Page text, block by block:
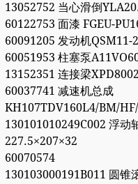
13052752 当心滑倒
60122753 面漆 FGEU-
60091205 发动机QSM11-
60051953 柱塞泵
13152351 连接梁
60037741 减速机总成
KH107TDV160L4/BM/
130101010249C002 浮动
227.5×207×32
60070574
130103000191B011 圆锥